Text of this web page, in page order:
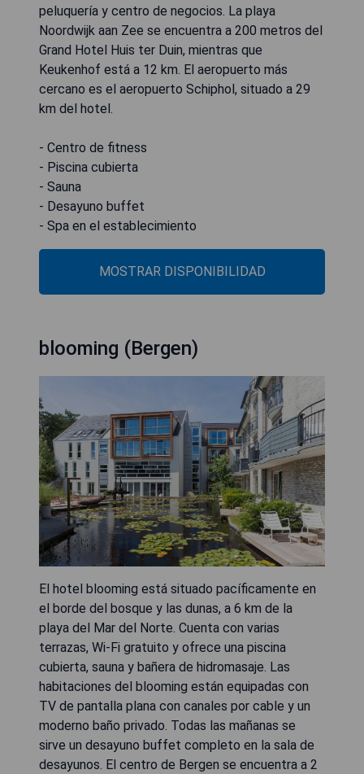
peluquería y centro de negocios. La playa
Noordwijk aan Zee se encuentra a 200 metros del
Grand Hotel Huis ter Duin, mientras que
Keukenhof está a 12 km. El aeropuerto más
cercano es el aeropuerto Schiphol, situado a 29
km del hotel.
- Centro de fitness
- Piscina cubierta
- Sauna
- Desayuno buffet
- Spa en el establecimiento
MOSTRAR DISPONIBILIDAD
blooming (Bergen)
El hotel blooming está situado pacíficamente en
el borde del bosque y las dunas, a 6 km de la
playa del Mar del Norte. Cuenta con varias
terrazas, Wi-Fi gratuito y ofrece una piscina
cubierta, sauna y bañera de hidromasaje. Las
habitaciones del blooming están equipadas con
TV de pantalla plana con canales por cable y un
moderno baño privado. Todas las mañanas se
sirve un desayuno buffet completo en la sala de
desayunos. El centro de Bergen se encuentra a 2